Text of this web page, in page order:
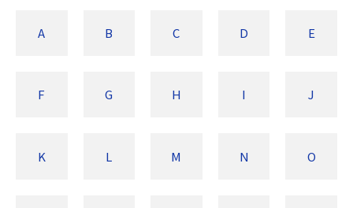
A B C D E
F G H I J
K L M N O